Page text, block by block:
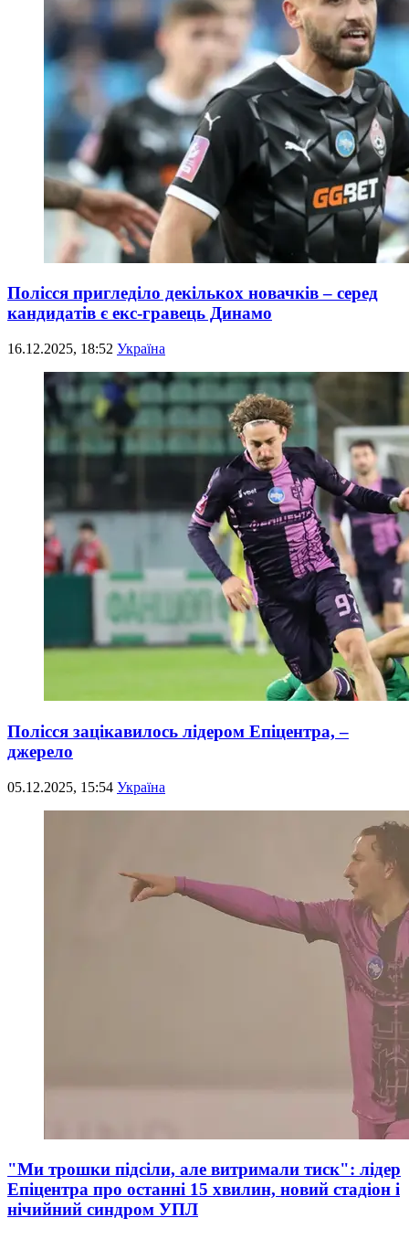
Полісся пригледіло декількох новачків – серед
кандидатів є екс-гравець Динамо
16.12.2025, 18:52 Україна
Полісся зацікавилось лідером Епіцентра, –
джерело
05.12.2025, 15:54 Україна
"Ми трошки підсіли, але витримали тиск": лідер
Епіцентра про останні 15 хвилин, новий стадіон і
нічийний синдром УПЛ